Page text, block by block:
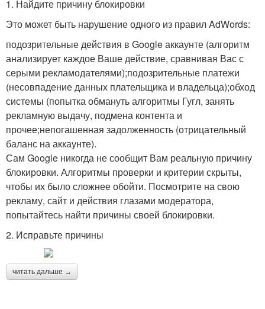
1. Найдите причину блокировки
Это может быть нарушение одного из правил AdWords:
подозрительные действия в Google аккаунте (алгоритм
анализирует каждое Ваше действие, сравнивая Вас с
серыми рекламодателями);подозрительные платежи
(несовпадение данных плательщика и владельца);обход
системы (попытка обмануть алгоритмы Гугл, занять
рекламную выдачу, подмена контента и
прочее;непогашенная задолженность (отрицательный
баланс на аккаунте).
Сам Google никогда не сообщит Вам реальную причину
блокировки. Алгоритмы проверки и критерии скрыты,
чтобы их было сложнее обойти. Посмотрите на свою
рекламу, сайт и действия глазами модератора,
попытайтесь найти причины своей блокировки.
2. Исправьте причины
читать дальше →